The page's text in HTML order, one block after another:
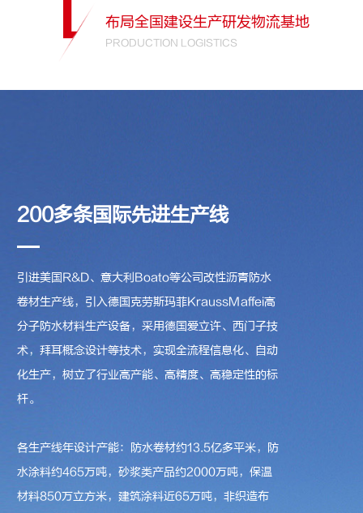
布局全国建设生产研发物流基地
PRODUCTION LOGISTICS
200多条国际先进生产线
引进美国R&D、意大利Boato等公司改性沥青防水
卷材生产线，引入德国克劳斯玛菲KraussMaffei高
分子防水材料生产设备，采用德国爱立许、西门子技
术，拜耳概念设计等技术，实现全流程信息化、自动
化生产，树立了行业高产能、高精度、高稳定性的标
杆。
各生产线年设计产能：防水卷材约13.5亿多平米，防
水涂料约465万吨，砂浆类产品约2000万吨，保温
材料850万立方米，建筑涂料近65万吨，非织造布